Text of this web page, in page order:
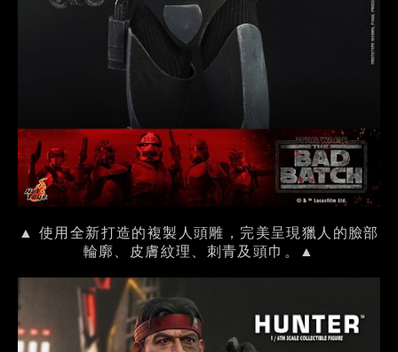
▲ 使用全新打造的複製人頭雕，完美呈現獵人的臉部
輪廓、皮膚紋理、刺青及頭巾。▲